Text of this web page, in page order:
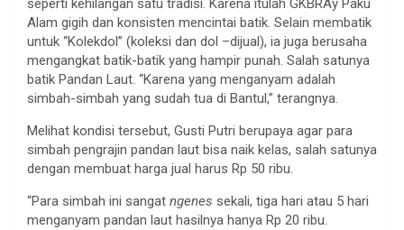
seperti kehilangan satu tradisi. Karena itulah GKBRAy Paku
Alam gigih dan konsisten mencintai batik. Selain membatik
untuk “Kolekdol” (koleksi dan dol –dijual), ia juga berusaha
mengangkat batik-batik yang hampir punah. Salah satunya
batik Pandan Laut. “Karena yang menganyam adalah
simbah-simbah yang sudah tua di Bantul,” terangnya.
Melihat kondisi tersebut, Gusti Putri berupaya agar para
simbah pengrajin pandan laut bisa naik kelas, salah satunya
dengan membuat harga jual harus Rp 50 ribu.
“Para simbah ini sangat ngenes sekali, tiga hari atau 5 hari
menganyam pandan laut hasilnya hanya Rp 20 ribu.